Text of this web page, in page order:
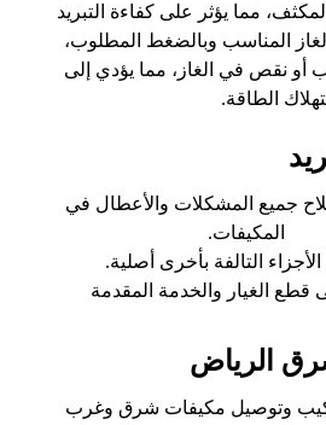
مما يؤثر على كفاءة التبريد
المناسب وبالضغط المطلوب،
نقص في الغاز، مما يؤدي إلى
الطاقة.
جميع المشكلات والأعطال في
المكيفات.
الأجزاء التالفة بأخرى أصلية.
الغيار والخدمة المقدمة
الرياض
وتوصيل مكيفات شرق وغرب